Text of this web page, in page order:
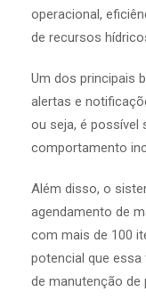
operacional,
de recursos
Um dos principais
alertas e
ou seja, é possível
comportamento
Além disso, o
agendamento de
com mais de 100
potencial que
de manutenção de